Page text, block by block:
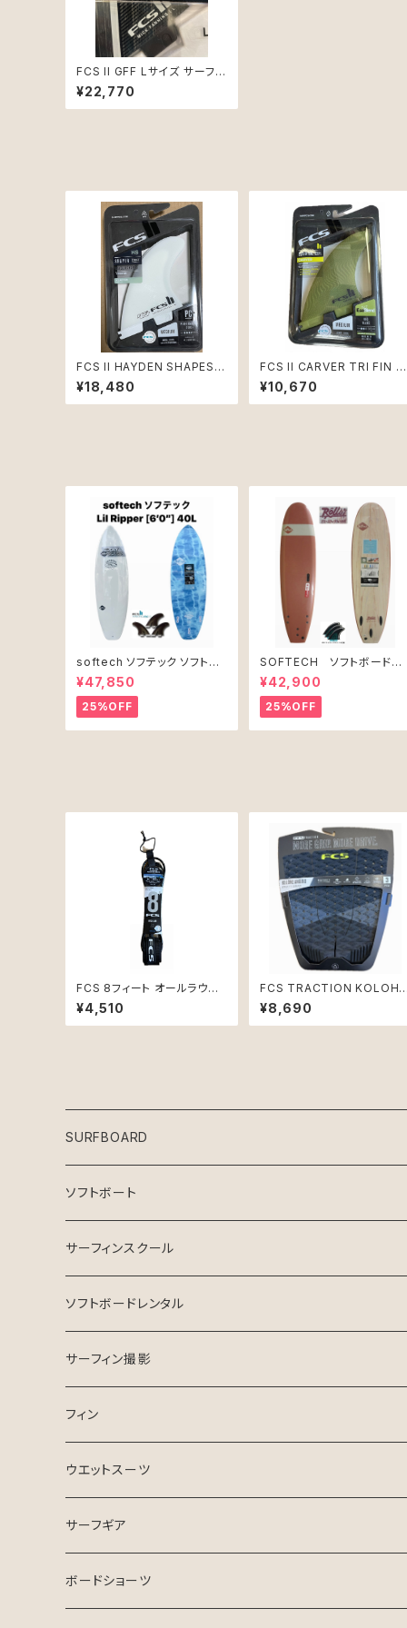
FCS II GFF Lサイズ サーフボ
ードフィン
¥22,770
FCS II HAYDEN SHAPES
MサイズTRI FIN SET
¥18,480
FCS II CARVER TRI FIN S
ET Mサイズ
¥10,670
softech ソフテック ソフトボ
ード Lil Ripper リル リッパー
[6’0”] 40L
¥47,850
25%OFF
SOFTECH ソフトボード
7'0" ROLLER CLAY
¥42,900
25%OFF
FCS 8フィート オールラウン
ド クラシック リーシュコード
ブラック新品
¥4,510
FCS TRACTION KOLOHE
ANDINO ATHLETE SERIE
S 3ピース デッキパッド
¥8,690
SURFBOARD
Crystal Dreams SURFBOARD
INSPIRE SURFBOARD
USEDサーフボード
ESSENCE SURFBOARD
ASB SURfBOARD
ソフトボート
サーフィンスクール
マンツーマン
サーフガイド
ソフトボードレンタル
サーフィン撮影
フィン
FCS Ⅱ
FinsOut
フューチャータブ
ウエットスーツ
HURLEY ウエットスーツ
2024 SPRING SUMMER
BGZウエットスーツ
サーフギア
リーシュコード
ボードショーツ